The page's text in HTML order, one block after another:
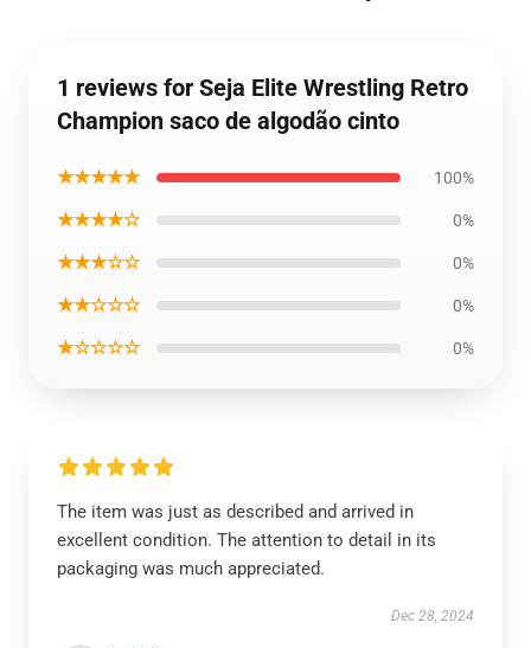
1 reviews for Seja Elite Wrestling Retro
Champion saco de algodão cinto
★★★★★ 100%
★★★★☆ 0%
★★★☆☆ 0%
★★☆☆☆ 0%
★☆☆☆☆ 0%
The item was just as described and arrived in
excellent condition. The attention to detail in its
packaging was much appreciated.
Dec 28, 2024